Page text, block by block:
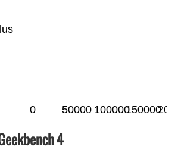
0 50000 100000150000
4